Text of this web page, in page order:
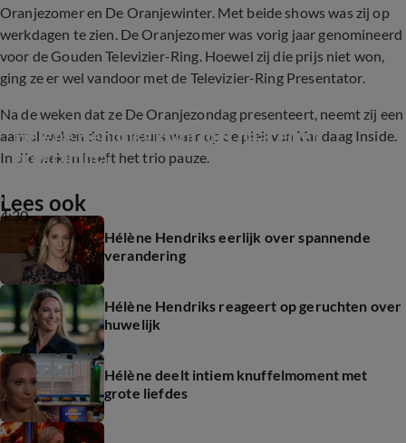
Oranjezomer en De Oranjewinter. Met beide shows was zij op
werkdagen te zien. De Oranjezomer was vorig jaar genomineerd
voor de Gouden Televizier-Ring. Hoewel zij die prijs niet won,
ging ze er wel vandoor met de Televizier-Ring Presentator.
Na de weken dat ze De Oranjezondag presenteert, neemt zij een
aantal weken de honneurs waar op de plek van Vandaag Inside.
In die weken heeft het trio pauze.
4:30
Helene Hendriks komt met haar eigen
programma
Lees ook
Hélène Hendriks eerlijk over spannende
verandering
Hélène Hendriks reageert op geruchten over
huwelijk
Hélène deelt intiem knuffelmoment met
grote liefdes